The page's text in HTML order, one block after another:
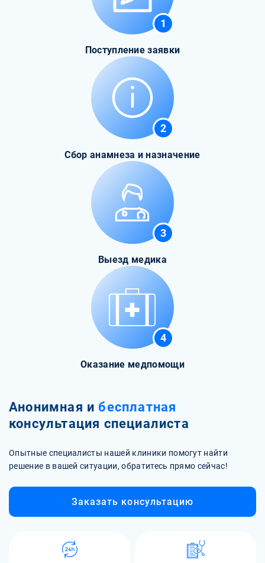
1
Поступление заявки
2
Сбор анамнеза и назначение
3
Выезд медика
4
Оказание медпомощи
Анонимная и бесплатная
консультация специалиста
Опытные специалисты нашей клиники помогут найти
решение в вашей ситуации, обратитесь прямо сейчас!
Заказать консультацию